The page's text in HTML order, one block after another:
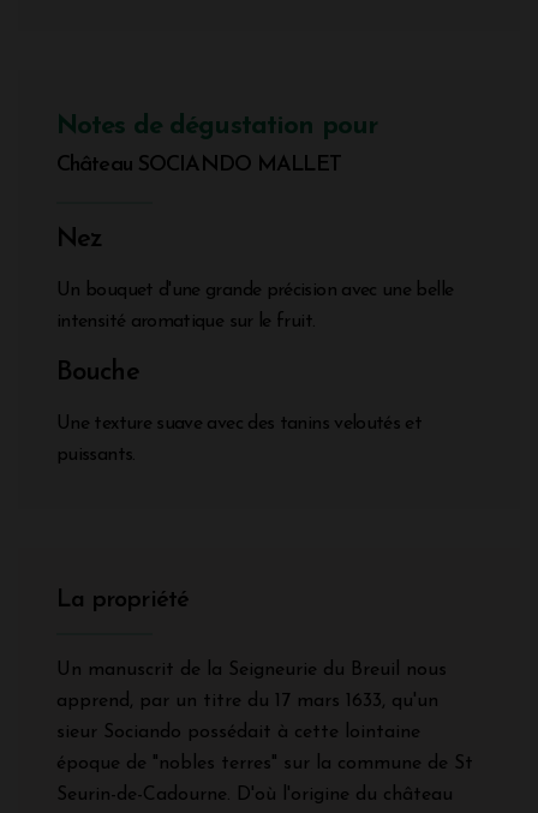
Notes de dégustation pour
Château SOCIANDO MALLET
Nez
Un bouquet d'une grande précision avec une belle
intensité aromatique sur le fruit.
Bouche
Une texture suave avec des tanins veloutés et
puissants.
La propriété
Un manuscrit de la Seigneurie du Breuil nous
apprend, par un titre du 17 mars 1633, qu'un
sieur Sociando possédait à cette lointaine
époque de "nobles terres" sur la commune de St
Seurin-de-Cadourne. D'où l'origine du château